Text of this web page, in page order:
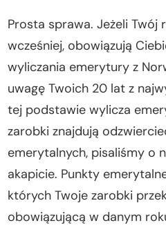
Prosta sprawa. Jeżeli Twój
wcześniej, obowiązują
wyliczania emerytury z
uwagę Twoich 20 lat z
tej podstawie wylicza
zarobki znajdują
emerytalnych, pisaliśmy o
akapicie. Punkty
których Twoje zarobki
obowiązującą w danym